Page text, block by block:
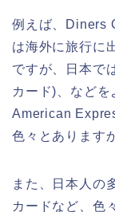
例えば、Diners
は海外に旅行に
ですが、日本で
カード)、などを
American
色々とあります
また、日本人の
カードなど、色